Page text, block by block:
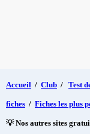
Accueil / Club / Test
fiches / Fiches les plus
💡 Nos autres sites